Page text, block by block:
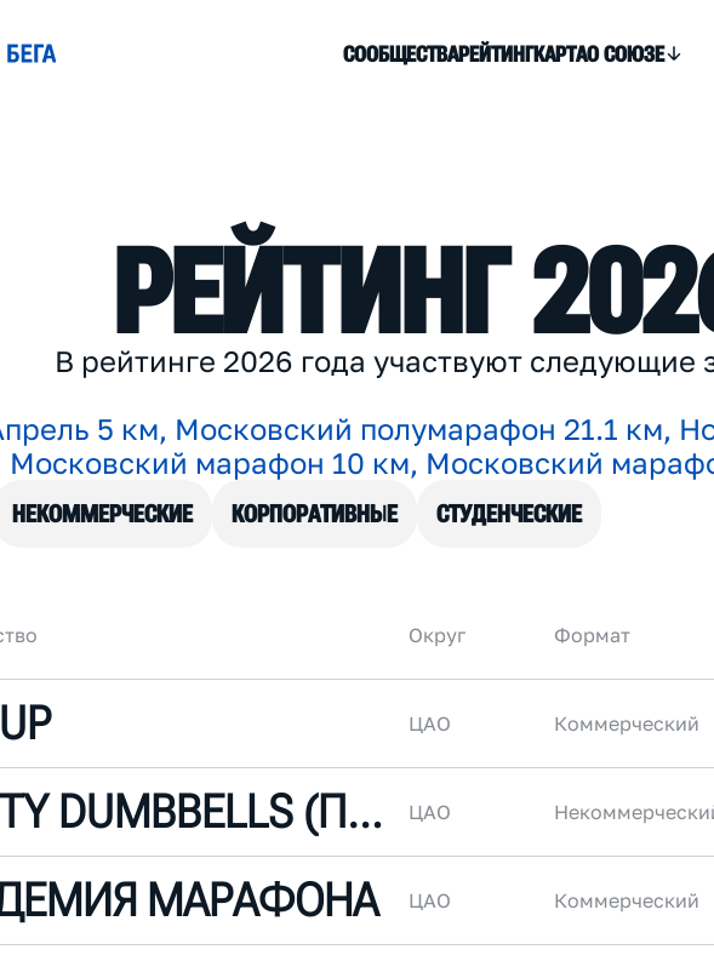
СООБЩЕСТВАРЕЙТИНГКАРТАО СОЮЗЕ
РЕЙТИНГ202
В рейтинге 2026 года участвуют следующие
прель 5 км, Московский полумарафон 21.1 км, Н
Московский марафон 10 км, Московский мараф
НЕКОММЕРЧЕСКИЕ КОРПОРАТИВНЫЕ СТУДЕНЧЕСКИЕ
Округ Формат
ЦАО Коммерческий
DUSTY DUMBBELLS (ПЫЛЬНЫЕ ГАНТЕЛИ) ЦАО
МАРАФОНА ЦАО Коммерческий